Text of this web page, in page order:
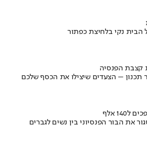
הבית נקי בלחיצת כפתור
קצבת הפנסיה
תכנון – הצעדים שיצילו את הכסף שלכם
את הבור הפנסיוני בין נשים לגברים